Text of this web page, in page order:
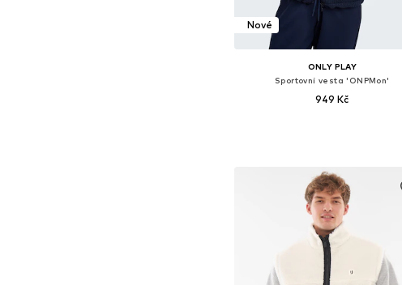
Nové
ONLY PLAY
Sportovní vesta 'ONPMon'
949 Kč